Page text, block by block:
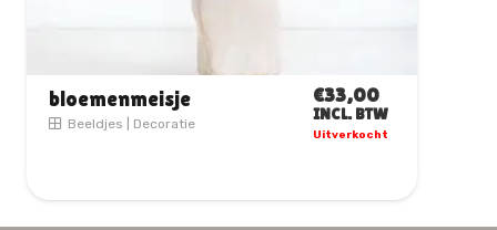
Vrouw/ meisje met hart
Beeldjes Moederdag
€33,00
INCL. BTW
1 op voorraad